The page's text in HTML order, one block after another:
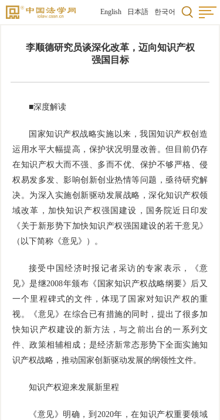
English 日本語 한국어
李顺德研究员谈深化改革，迈向知识产权
强国目标
■深度解读
国家知识产权战略实施以来，我国知识产权创造
运用水平大幅提高，保护状况明显改善。但目前仍存
在知识产权大而不强、多而不优、保护不够严格、侵
权易发多发、影响创新创业热情等问题，亟待研究解
决。为深入实施创新驱动发展战略，深化知识产权领
域改革，加快知识产权强国建设，国务院近日印发
《关于新形势下加快知识产权强国建设的若干意见》
（以下简称《意见》）。
接受中国经济时报记者采访的专家表示，《意
见》是继2008年颁布《国家知识产权战略纲要》后又
一个里程碑式的文件，体现了国家对知识产权的重
视。《意见》在综合已有措施的同时，提出了很多加
快知识产权建设的新方法，与之前出台的一系列文
件、政策相辅相成；是经济新常态形势下全面实施知
识产权战略，推动国家创新驱动发展的纲领性文件。
知识产权迎来发展新里程
《意见》明确，到2020年，在知识产权重要领域